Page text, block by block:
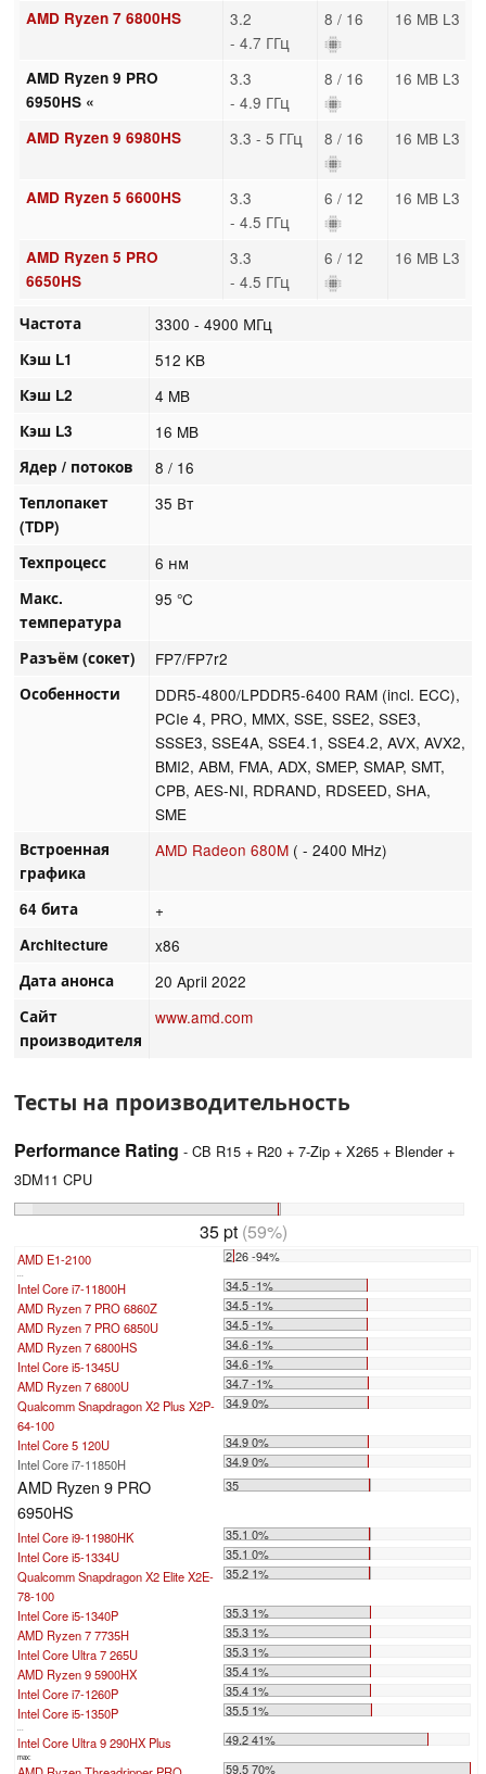
AMD Ryzen 7 6800HS
3.2
- 4.7 ГГц
8 / 16 16 MB L3
AMD Ryzen 9 PRO
6950HS «
3.3
- 4.9 ГГц
8 / 16 16 MB L3
AMD Ryzen 9 6980HS 3.3 - 5 ГГц 8 / 16 16 MB L3
AMD Ryzen 5 6600HS
3.3
- 4.5 ГГц
6 / 12 16 MB L3
AMD Ryzen 5 PRO
6650HS
3.3
- 4.5 ГГц
6 / 12 16 MB L3
Частота 3300 - 4900 МГц
Кэш L1 512 KB
Кэш L2 4 MB
Кэш L3 16 MB
Ядер / потоков 8 / 16
Теплопакет
(TDP)
35 Вт
Техпроцесс 6 нм
Макс.
температура
95 °C
Разъём (сокет) FP7/FP7r2
Особенности
DDR5-4800/LPDDR5-6400 RAM (incl. ECC),
PCIe 4, PRO, MMX, SSE, SSE2, SSE3,
SSSE3, SSE4A, SSE4.1, SSE4.2, AVX, AVX2,
BMI2, ABM, FMA, ADX, SMEP, SMAP, SMT,
CPB, AES-NI, RDRAND, RDSEED, SHA,
SME
Встроенная
графика
AMD Radeon 680M ( - 2400 MHz)
64 бита +
Architecture x86
Дата анонса 20 April 2022
Сайт
производителя
www.amd.com
Тесты на производительность
Performance Rating - CB R15 + R20 + 7-Zip + X265 + Blender +
3DM11 CPU
35 pt(59%)
AMD E1-2100 2.26 -94%
Intel Core i7-11800H
34.5 -1%
AMD Ryzen 7 PRO 6860Z
34.5 -1%
AMD Ryzen 7 PRO 6850U
34.5 -1%
AMD Ryzen 7 6800HS
34.6 -1%
Intel Core i5-1345U
34.6 -1%
AMD Ryzen 7 6800U
34.7 -1%
Qualcomm Snapdragon X2 Plus X2P-
64-100
34.9 0%
Intel Core 5 120U
34.9 0%
Intel Core i7-11850H
34.9 0%
AMD Ryzen 9 PRO
6950HS
35
Intel Core i9-11980HK
35.1 0%
Intel Core i5-1334U
35.1 0%
Qualcomm Snapdragon X2 Elite X2E-
78-100
35.2 1%
Intel Core i5-1340P
35.3 1%
AMD Ryzen 7 7735H
35.3 1%
Intel Core Ultra 7 265U
35.3 1%
AMD Ryzen 9 5900HX
35.4 1%
Intel Core i7-1260P
35.4 1%
Intel Core i5-1350P
35.5 1%
Intel Core Ultra 9 290HX Plus 49.2 41%
max:
59.5 70%